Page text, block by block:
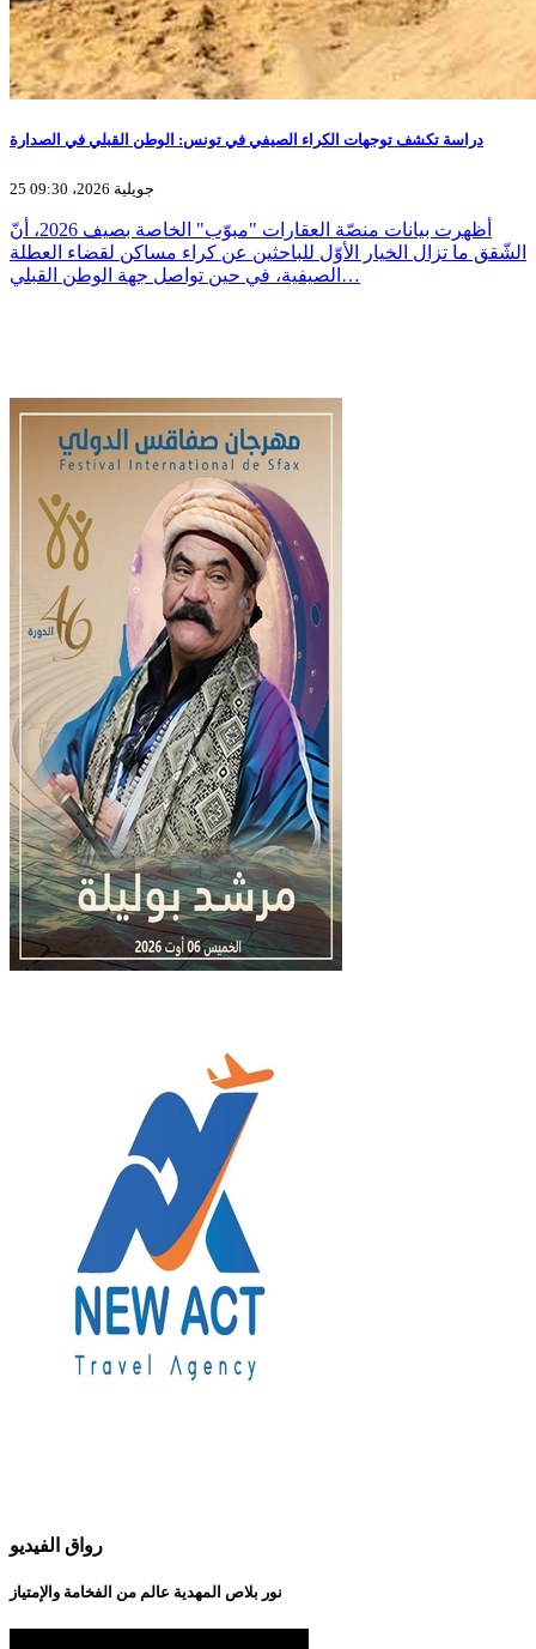
دراسة تكشف توجهات الكراء الصيفي في تونس: الوطن القبلي في الصدارة
25 جويلية 2026، 09:30
أظهرت بيانات منصّة العقارات "مبوّب" الخاصة بصيف 2026، أنّ
الشّقق ما تزال الخيار الأوّل للباحثين عن كراء مساكن لقضاء العطلة
الصيفية، في حين تواصل جهة الوطن القبلي…
رواق الفيديو
نور بلاص المهدية عالم من الفخامة والإمتياز